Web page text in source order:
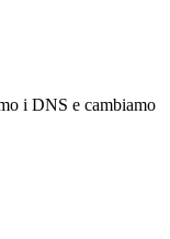
i DNS e cambiamo